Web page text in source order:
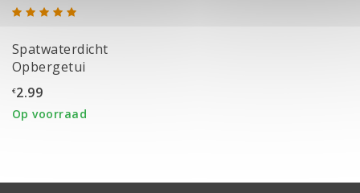
Spatwaterdicht
Opbergetui
€2.99
Op voorraad